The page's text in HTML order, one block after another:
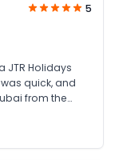
5
JTR Holidays
quick, and
from the